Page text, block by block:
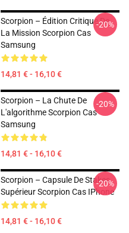
Scorpion – Édition Critique De
La Mission Scorpion Cas
Samsung
14,81 € - 16,10 €
-20%
Scorpion – La Chute De
L'algorithme Scorpion Cas
Samsung
14,81 € - 16,10 €
-20%
Scorpion – Capsule De Stakes
Supérieur Scorpion Cas IPhone
14,81 € - 16,10 €
-20%